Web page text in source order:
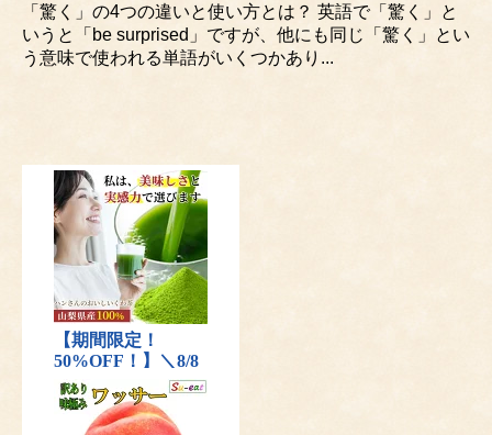
「驚く」の4つの違いと使い方とは？ 英語で「驚く」と
いうと「be surprised」ですが、他にも同じ「驚く」とい
う意味で使われる単語がいくつかあり...